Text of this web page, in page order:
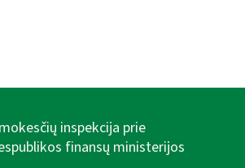
inspekcija prie
finansų ministerijos